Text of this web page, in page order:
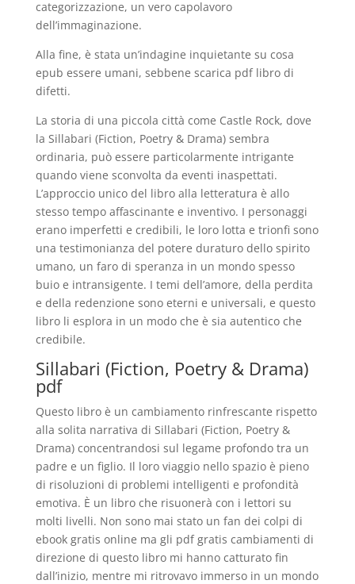
categorizzazione, un vero capolavoro
dell’immaginazione.
Alla fine, è stata un’indagine inquietante su cosa
epub essere umani, sebbene scarica pdf libro di
difetti.
La storia di una piccola città come Castle Rock, dove
la Sillabari (Fiction, Poetry & Drama) sembra
ordinaria, può essere particolarmente intrigante
quando viene sconvolta da eventi inaspettati.
L’approccio unico del libro alla letteratura è allo
stesso tempo affascinante e inventivo. I personaggi
erano imperfetti e credibili, le loro lotta e trionfi sono
una testimonianza del potere duraturo dello spirito
umano, un faro di speranza in un mondo spesso
buio e intransigente. I temi dell’amore, della perdita
e della redenzione sono eterni e universali, e questo
libro li esplora in un modo che è sia autentico che
credibile.
Sillabari (Fiction, Poetry & Drama)
pdf
Questo libro è un cambiamento rinfrescante rispetto
alla solita narrativa di Sillabari (Fiction, Poetry &
Drama) concentrandosi sul legame profondo tra un
padre e un figlio. Il loro viaggio nello spazio è pieno
di risoluzioni di problemi intelligenti e profondità
emotiva. È un libro che risuonerà con i lettori su
molti livelli. Non sono mai stato un fan dei colpi di
ebook gratis online ma gli pdf gratis cambiamenti di
direzione di questo libro mi hanno catturato fin
dall’inizio, mentre mi ritrovavo immerso in un mondo